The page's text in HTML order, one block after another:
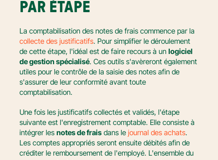
PAR ÉTAPE
collecte des justificatifs. Pour simplifier le déroulement
de cette étape, l'idéal est de faire recours à un logiciel
de gestion spécialisé. Ces outils s'avèreront également
utiles pour le contrôle de la saisie des notes afin de
s'assurer de leur conformité avant toute
comptabilisation.
Une fois les justificatifs collectés et validés, l'étape
suivante est l'enregistrement comptable. Elle consiste à
intégrer les notes de frais dans le journal des achats.
Les comptes appropriés seront ensuite débités afin de
créditer le remboursement de l'employé. L'ensemble du